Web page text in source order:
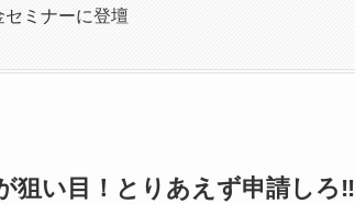
ミナーに登壇
狙い目！とりあえず申請しろ‼